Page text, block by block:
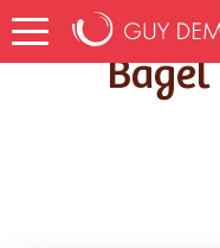
Accueil Recettes
Bagel